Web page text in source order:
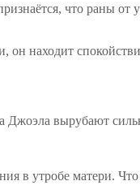
что раны от
находит
Джоэла вырубают
в утробе матери.